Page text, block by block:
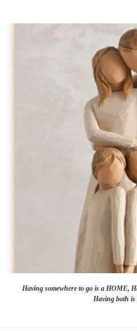
Having somewhere to go is a HOME,
Having both is